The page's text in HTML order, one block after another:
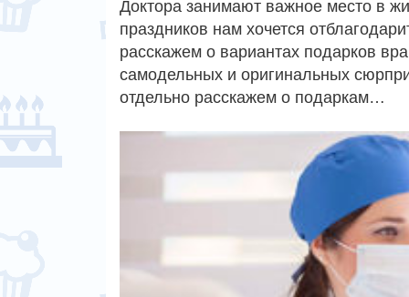
Доктора занимают важное место в
праздников нам хочется
расскажем о вариантах подарков
самодельных и оригинальных
отдельно расскажем о подаркам…